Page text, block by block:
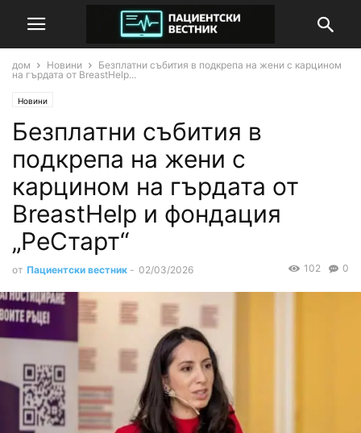
дом Новини
Безплатни събития в подкрепа на жени с карцином
на гърдата от BreastHelp...
Новини
Безплатни събития в
подкрепа на жени с
карцином на гърдата от
BreastHelp и фондация
„РеСтарт“
от Пациентски вестник - 02/03/2026 0
102